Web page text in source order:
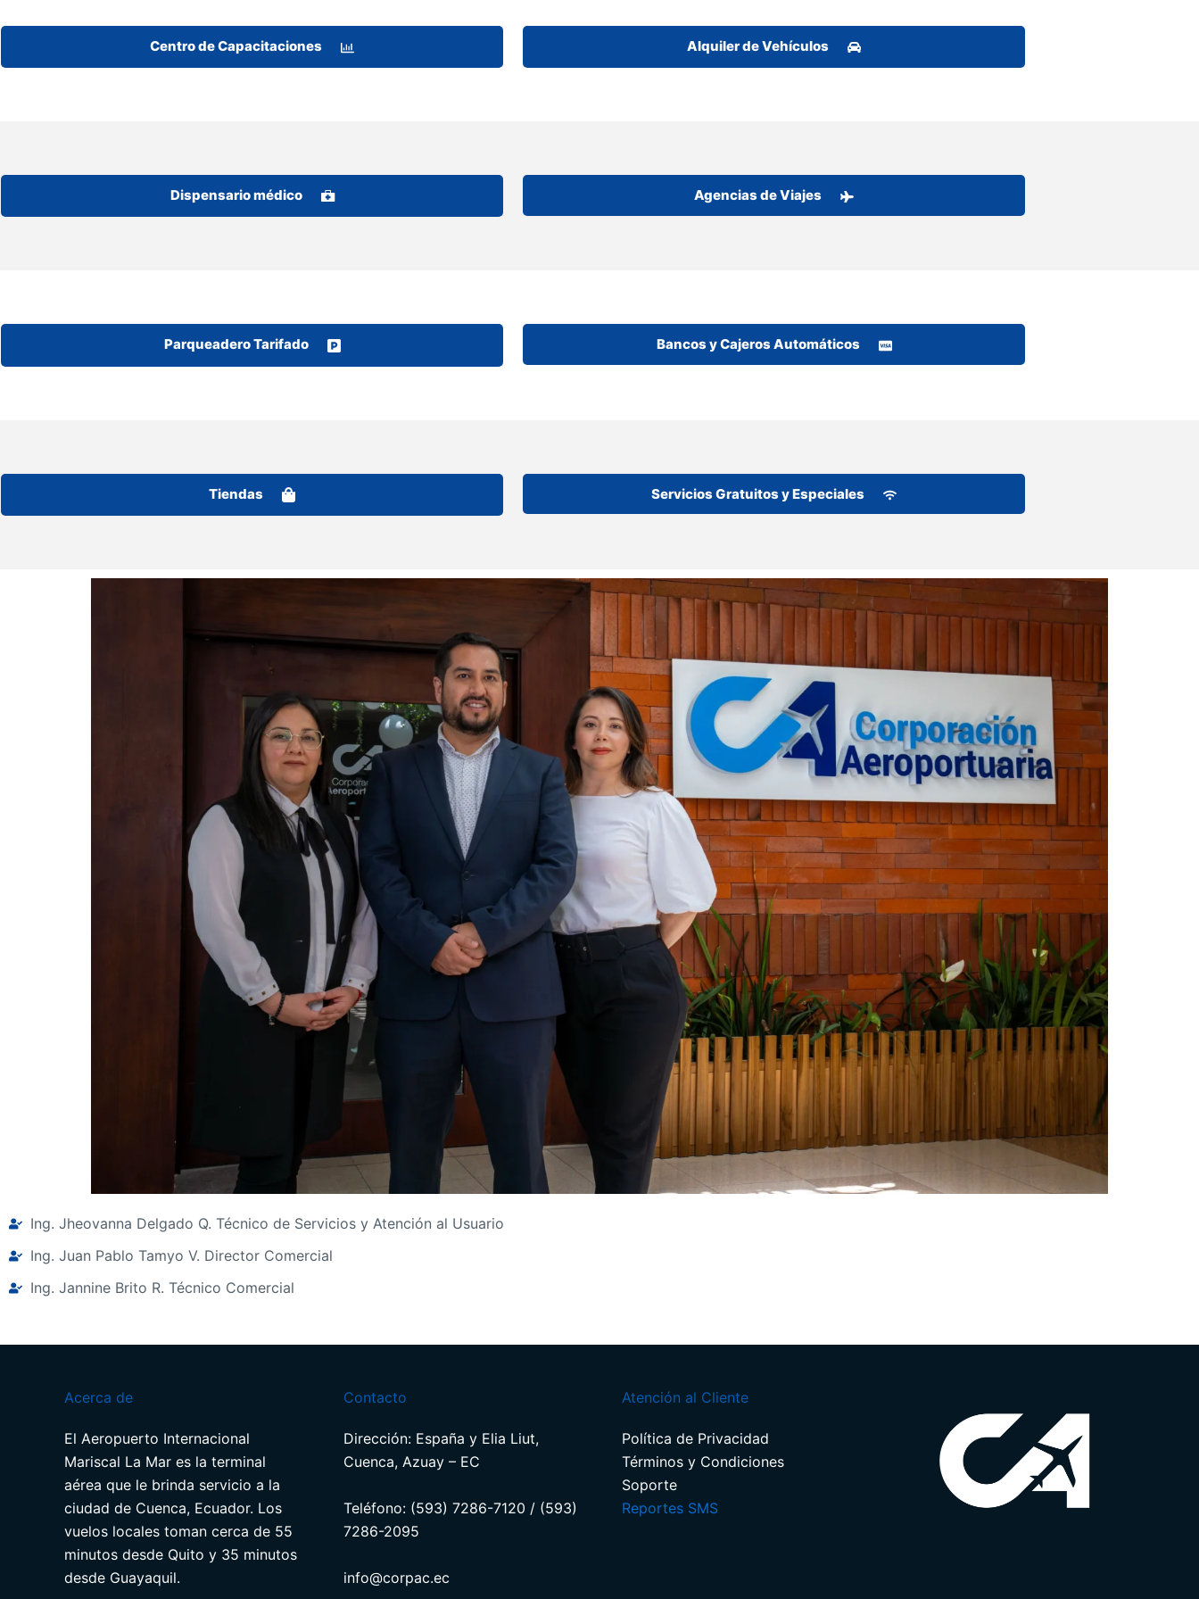
Centro de Capacitaciones Alquiler de Vehículos
Dispensario médico Agencias de Viajes
Parqueadero Tarifado Bancos y Cajeros Automáticos
Tiendas Servicios Gratuitos y Especiales
Ing. Jheovanna Delgado Q. Técnico de Servicios y Atención al Usuario
Ing. Juan Pablo Tamyo V. Director Comercial
Ing. Jannine Brito R. Técnico Comercial
Acerca de
El Aeropuerto Internacional
Mariscal La Mar es la terminal
aérea que le brinda servicio a la
ciudad de Cuenca, Ecuador. Los
vuelos locales toman cerca de 55
minutos desde Quito y 35 minutos
desde Guayaquil.
Contacto
Dirección: España y Elia Liut,
Cuenca, Azuay – EC
Teléfono: (593) 7286-7120 / (593)
7286-2095
info@corpac.ec
Atención al Cliente
Política de Privacidad
Términos y Condiciones​
Soporte​
Reportes SMS